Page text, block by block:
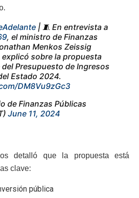
| 🧵 En entrevista a
, el ministro de Finanzas
Menkos Zeissig
explicó sobre la propuesta
Presupuesto de Ingresos
Estado 2024.
DM8Vu9zGc3
de Finanzas Públicas
June 11, 2024
detalló que la propuesta está
clave:
pública